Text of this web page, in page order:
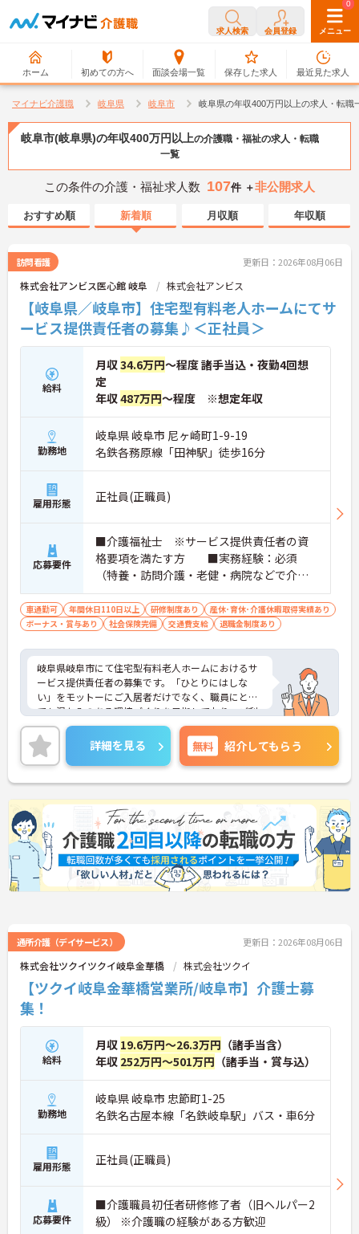
求人検索 会員登録 メニュー
ホーム 初めての方へ 面談会場一覧
0
保存した求人
0
最近見た求人
マイナビ介護職 岐阜県 岐阜市 岐阜県の年収400万円以上の求人・転職
岐阜市(岐阜県)の年収400万円以上の介護職・福祉の求人・転職
一覧
この条件の介護・福祉求人数 107件 ＋非公開求人
おすすめ順 新着順 月収順 年収順
訪問看護 更新日：2026年08月06日
株式会社アンビス医心館 岐阜 株式会社アンビス
【岐阜県／岐阜市】住宅型有料老人ホームにてサ
ービス提供責任者の募集♪＜正社員＞
給料
月収34.6万円～程度 諸手当込・夜勤4回想
定
年収487万円～程度 ※想定年収
勤務地
岐阜県 岐阜市 尼ヶ崎町1-9-19
名鉄各務原線「田神駅」徒歩16分
雇用形態 正社員(正職員)
応募要件
■介護福祉士 ※サービス提供責任者の資
格要項を満たす方 ■実務経験：必須
（特養・訪問介護・老健・病院などで介護
の実務経験が3年程度ある方）☆サ責未経験
スタートの実績多数☆
車通勤可 年間休日110日以上 研修制度あり
産休･育休･介護休暇取得実績あり
ボーナス・賞与あり
社会保険完備 交通費支給 退職金制度あり
岐阜県岐阜市にて住宅型有料老人ホームにおけるサ
ービス提供責任者の募集です。「ひとりにはしな
い」をモットーにご入居者だけでなく、職員にとっ
ても温かみのある環境づくりを目指しており、ご利
用者一人ひとりに寄り添ってサービスを提供してい
ただける方を募集しています。サービス提供責任者
の経験がなくスタートされた方も多数いらっしゃい
ます。
ご興味のある方には、面接対策ポイントなど、さら
に詳細をお話しいたしますのでお気軽にご相談くだ
さい！
詳細を見る 無料 紹介してもらう
通所介護（デイサービス） 更新日：2026年08月06日
株式会社ツクイツクイ岐阜金華橋 株式会社ツクイ
【ツクイ岐阜金華橋営業所/岐阜市】介護士募
集！
給料
月収 19.6万円～26.3万円 （諸手当含）
年収 252万円～501万円 （諸手当・賞与込）
勤務地
岐阜県 岐阜市 忠節町1-25
名鉄名古屋本線「名鉄岐阜駅」バス・車6分
雇用形態 正社員(正職員)
応募要件
■介護職員初任者研修修了者（旧ヘルパー2
級） ※介護職の経験がある方歓迎